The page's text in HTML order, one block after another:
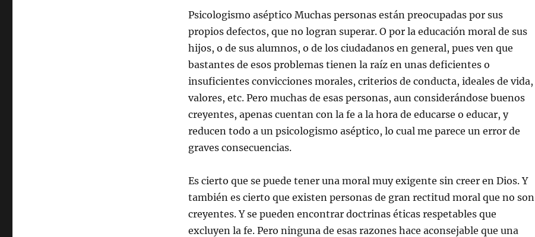
Psicologismo aséptico Muchas personas están preocupadas por sus
propios defectos, que no logran superar. O por la educación moral de sus
hijos, o de sus alumnos, o de los ciudadanos en general, pues ven que
bastantes de esos problemas tienen la raíz en unas deficientes o
insuficientes convicciones morales, criterios de conducta, ideales de vida,
valores, etc. Pero muchas de esas personas, aun considerándose buenos
creyentes, apenas cuentan con la fe a la hora de educarse o educar, y
reducen todo a un psicologismo aséptico, lo cual me parece un error de
graves consecuencias.
Es cierto que se puede tener una moral muy exigente sin creer en Dios. Y
también es cierto que existen personas de gran rectitud moral que no son
creyentes. Y se pueden encontrar doctrinas éticas respetables que
excluyen la fe. Pero ninguna de esas razones hace aconsejable que una